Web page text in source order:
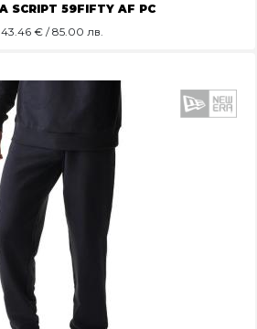
SCRIPT 59FIFTY AF PC
43.46 € / 85.00 лв.